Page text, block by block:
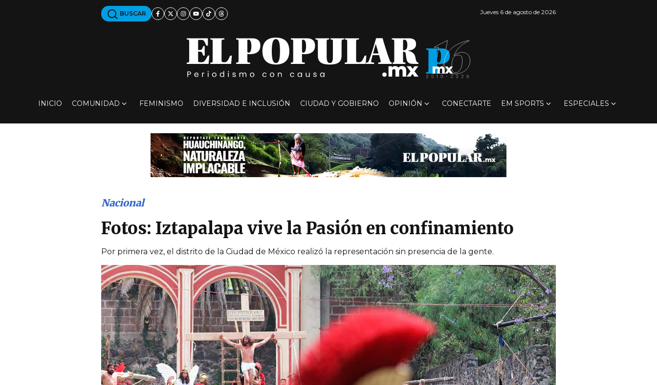
BUSCAR Jueves 6 de agosto de 2026
INICIO COMUNIDAD FEMINISMO DIVERSIDAD E INCLUSIÓN CIUDAD Y GOBIERNO OPINIÓN CONECTARTE EM SPORTS ESPECIALES
Nacional
Fotos: Iztapalapa vive la Pasión en confinamiento
Por primera vez, el distrito de la Ciudad de México realizó la representación sin presencia de la gente.